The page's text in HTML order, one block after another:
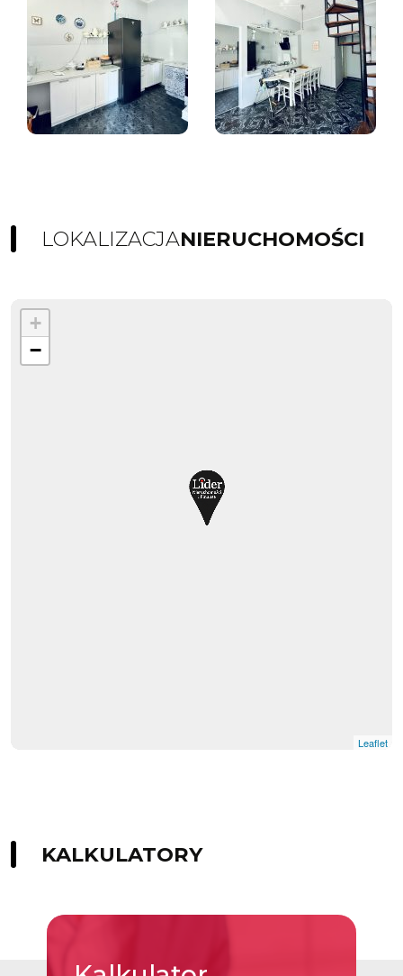
LOKALIZACJANIERUCHOMOŚCI
+
−
Leaflet
KALKULATORY